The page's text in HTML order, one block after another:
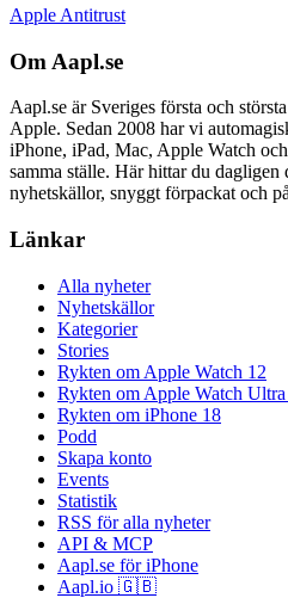
Apple Antitrust
Om Aapl.se
Aapl.se är Sveriges första och
Apple. Sedan 2008 har vi
iPhone, iPad, Mac, Apple Watch
samma ställe. Här hittar du dagligen
nyhetskällor, snyggt förpackat och
Länkar
Alla nyheter
Nyhetskällor
Kategorier
Stories
Rykten om Apple Watch 12
Rykten om Apple Watch
Rykten om iPhone 18
Podd
Skapa konto
Events
Statistik
RSS för alla nyheter
API & MCP
Aapl.se för iPhone
Aapl.io 🇬🇧